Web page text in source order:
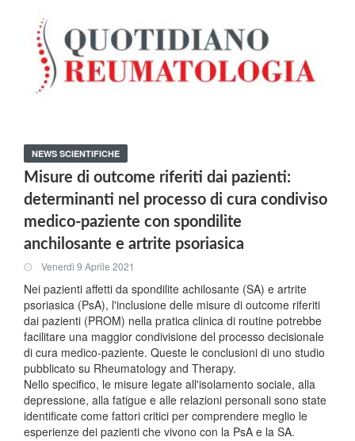
NEWS SCIENTIFICHE
Misure di outcome riferiti dai pazienti:
determinanti nel processo di cura condiviso
medico-paziente con spondilite
anchilosante e artrite psoriasica
Venerdi 9 Aprile 2021
Nei pazienti affetti da spondilite achilosante (SA) e artrite
psoriasica (PsA), l'inclusione delle misure di outcome riferiti
dai pazienti (PROM) nella pratica clinica di routine potrebbe
facilitare una maggior condivisione del processo decisionale
di cura medico-paziente. Queste le conclusioni di uno studio
pubblicato su Rheumatology and Therapy.
Nello specifico, le misure legate all'isolamento sociale, alla
depressione, alla fatigue e alle relazioni personali sono state
identificate come fattori critici per comprendere meglio le
esperienze dei pazienti che vivono con la PsA e la SA.